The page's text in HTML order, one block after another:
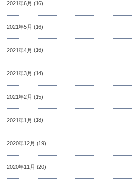
2021年6月 (16)
2021年5月 (16)
2021年4月 (16)
2021年3月 (14)
2021年2月 (15)
2021年1月 (18)
2020年12月 (19)
2020年11月 (20)